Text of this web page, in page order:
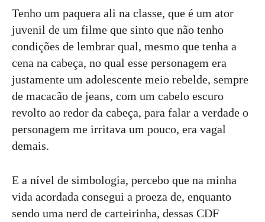
Tenho um paquera ali na classe, que é um ator
juvenil de um filme que sinto que não tenho
condições de lembrar qual, mesmo que tenha a
cena na cabeça, no qual esse personagem era
justamente um adolescente meio rebelde, sempre
de macacão de jeans, com um cabelo escuro
revolto ao redor da cabeça, para falar a verdade o
personagem me irritava um pouco, era vagal
demais.
E a nível de simbologia, percebo que na minha
vida acordada consegui a proeza de, enquanto
sendo uma nerd de carteirinha, dessas CDF